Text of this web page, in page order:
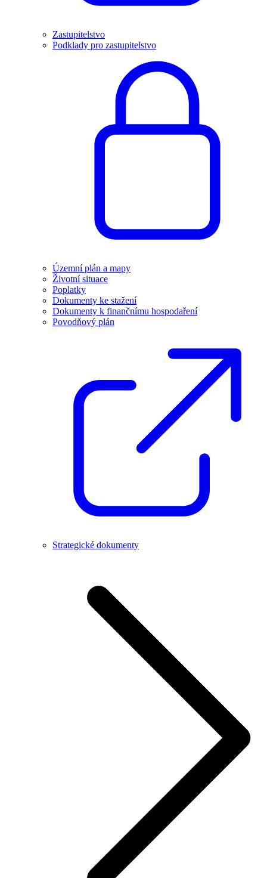
Zastupitelstvo
Podklady pro zastupitelstvo
Územní plán a mapy
Životní situace
Poplatky
Dokumenty ke stažení
Dokumenty k finančnímu hospodaření
Povodňový plán
Strategické dokumenty